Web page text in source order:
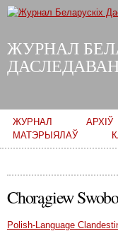
ЖУРНАЛ
Main menu
ЖУРНАЛ АРХІЎ
МАТЭРЫЯЛАЎ
Chorągiew
Polish-Language